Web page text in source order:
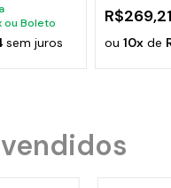
ou Boleto
sem juros
R$269,21
ou10x de
vendidos